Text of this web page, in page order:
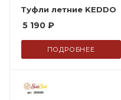
Туфли летние KEDDO
5 190 ₽
ПОДРОБНЕЕ